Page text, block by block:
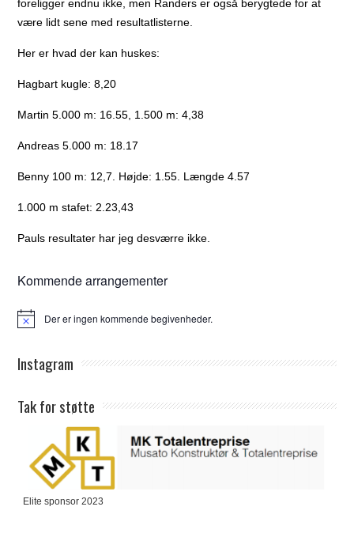
foreligger endnu ikke, men Randers er også berygtede for at
være lidt sene med resultatlisterne.
Her er hvad der kan huskes:
Hagbart kugle: 8,20
Martin 5.000 m: 16.55, 1.500 m: 4,38
Andreas 5.000 m: 18.17
Benny 100 m: 12,7. Højde: 1.55. Længde 4.57
1.000 m stafet: 2.23,43
Pauls resultater har jeg desværre ikke.
Kommende arrangementer
Notice Der er ingen kommende begivenheder.
Instagram
Tak for støtte
Elite sponsor 2023